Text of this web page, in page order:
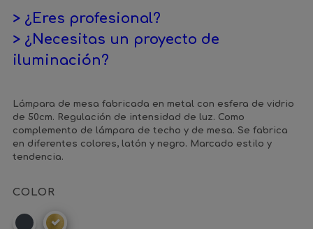
> ¿Eres profesional?
> ¿Necesitas un proyecto de
iluminación?
Lámpara de mesa fabricada en metal con esfera de vidrio
de 50cm. Regulación de intensidad de luz. Como
complemento de lámpara de techo y de mesa. Se fabrica
en diferentes colores, latón y negro. Marcado estilo y
tendencia.
COLOR
Negro Latón